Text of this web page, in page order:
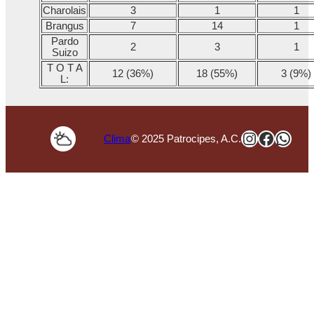
Charolais
3 1
1
Brangus
7 14
1
Pardo
Suizo
2 3
1
T O T A
L:
12 (36%) 18 (55%) 3 (9%)
Clima© 2025 Patrocipes, A.C.